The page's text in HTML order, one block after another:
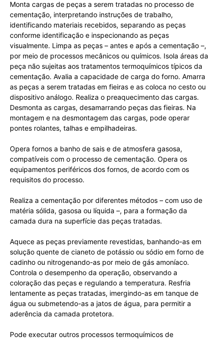
Monta cargas de peças a serem tratadas no processo de
cementação, interpretando instruções de trabalho,
identificando materiais recebidos, separando as peças
conforme identificação e inspecionando as peças
visualmente. Limpa as peças – antes e após a cementação –,
por meio de processos mecânicos ou químicos. Isola áreas da
peça não sujeitas aos tratamentos termoquímicos típicos da
cementação. Avalia a capacidade de carga do forno. Amarra
as peças a serem tratadas em fieiras e as coloca no cesto ou
dispositivo análogo. Realiza o preaquecimento das cargas.
Desmonta as cargas, desamarrando peças das fieiras. Na
montagem e na desmontagem das cargas, pode operar
pontes rolantes, talhas e empilhadeiras.
Opera fornos a banho de sais e de atmosfera gasosa,
compatíveis com o processo de cementação. Opera os
equipamentos periféricos dos fornos, de acordo com os
requisitos do processo.
Realiza a cementação por diferentes métodos – com uso de
matéria sólida, gasosa ou líquida –, para a formação da
camada dura na superfície das peças tratadas.
Aquece as peças previamente revestidas, banhando-as em
solução quente de cianeto de potássio ou sódio em forno de
cadinho ou nitrogenando-as por meio de gás amoníaco.
Controla o desempenho da operação, observando a
coloração das peças e regulando a temperatura. Resfria
lentamente as peças tratadas, imergindo-as em tanque de
água ou submetendo-as a jatos de água, para permitir a
aderência da camada protetora.
Pode executar outros processos termoquímicos de